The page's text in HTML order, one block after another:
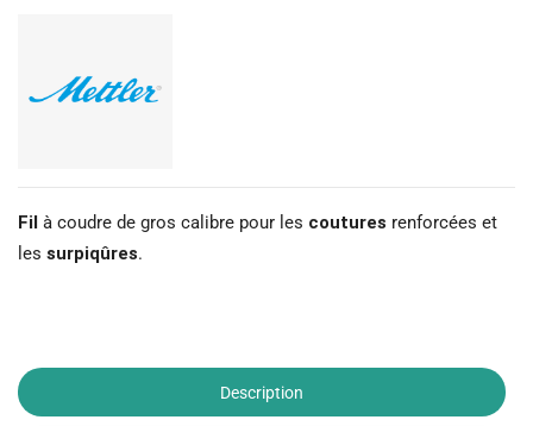
Fil à coudre de gros calibre pour les coutures renforcées et
les surpiqûres.
Description